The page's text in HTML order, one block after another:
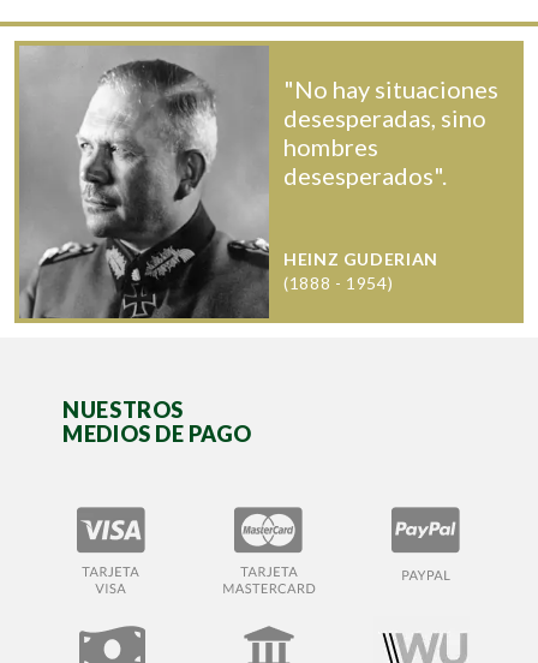
"No hay situaciones
desesperadas, sino
hombres
desesperados".
HEINZ GUDERIAN
(1888 - 1954)
NUESTROS
MEDIOS DE PAGO